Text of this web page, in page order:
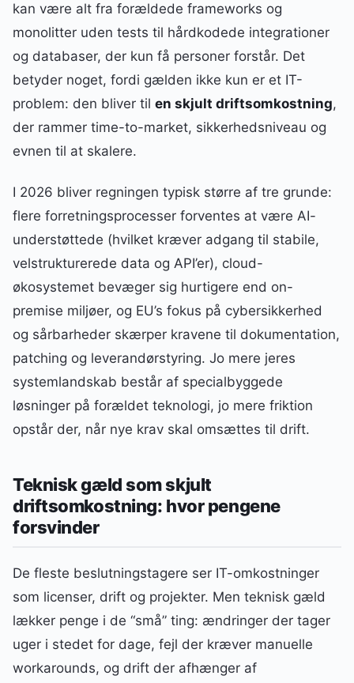
kan være alt fra forældede frameworks og
monolitter uden tests til hårdkodede integrationer
og databaser, der kun få personer forstår. Det
betyder noget, fordi gælden ikke kun er et IT-
problem: den bliver til en skjult driftsomkostning,
der rammer time-to-market, sikkerhedsniveau og
evnen til at skalere.
I 2026 bliver regningen typisk større af tre grunde:
flere forretningsprocesser forventes at være AI-
understøttede (hvilket kræver adgang til stabile,
velstrukturerede data og API’er), cloud-
økosystemet bevæger sig hurtigere end on-
premise miljøer, og EU’s fokus på cybersikkerhed
og sårbarheder skærper kravene til dokumentation,
patching og leverandørstyring. Jo mere jeres
systemlandskab består af specialbyggede
løsninger på forældet teknologi, jo mere friktion
opstår der, når nye krav skal omsættes til drift.
Teknisk gæld som skjult
driftsomkostning: hvor pengene
forsvinder
De fleste beslutningstagere ser IT-omkostninger
som licenser, drift og projekter. Men teknisk gæld
lækker penge i de “små” ting: ændringer der tager
uger i stedet for dage, fejl der kræver manuelle
workarounds, og drift der afhænger af